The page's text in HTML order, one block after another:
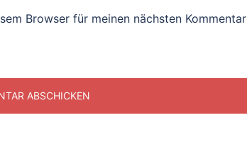
Browser für meinen nächsten Kommentar